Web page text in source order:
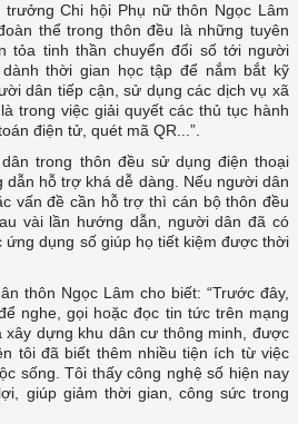
Chi hội Phụ nữ thôn Ngọc Lâm
thể trong thôn đều là những tuyên
tỏa tinh thần chuyển đổi số tới người
thời gian học tập để nắm bắt kỹ
dân tiếp cận, sử dụng các dịch vụ xã
trong việc giải quyết các thủ tục hành
điện tử, quét mã QR...”.
trong thôn đều sử dụng điện thoại
dẫn hỗ trợ khá dễ dàng. Nếu người dân
vấn đề cần hỗ trợ thì cán bộ thôn đều
vài lần hướng dẫn, người dân đã có
ứng dụng số giúp họ tiết kiệm được thời
thôn Ngọc Lâm cho biết: “Trước đây,
nghe, gọi hoặc đọc tin tức trên mạng
xây dựng khu dân cư thông minh, được
tôi đã biết thêm nhiều tiện ích từ việc
sống. Tôi thấy công nghệ số hiện nay
giúp giảm thời gian, công sức trong